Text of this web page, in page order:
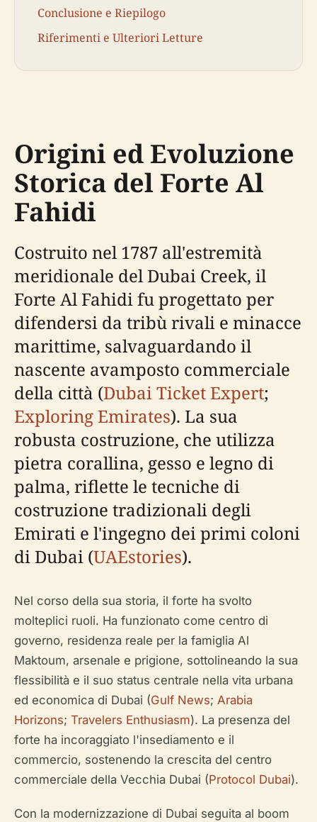
Conclusione e Riepilogo
Riferimenti e Ulteriori Letture
Origini ed Evoluzione
Storica del Forte Al
Fahidi
Costruito nel 1787 all'estremità
meridionale del Dubai Creek, il
Forte Al Fahidi fu progettato per
difendersi da tribù rivali e minacce
marittime, salvaguardando il
nascente avamposto commerciale
della città (Dubai Ticket Expert;
Exploring Emirates). La sua
robusta costruzione, che utilizza
pietra corallina, gesso e legno di
palma, riflette le tecniche di
costruzione tradizionali degli
Emirati e l'ingegno dei primi coloni
di Dubai (UAEstories).
Nel corso della sua storia, il forte ha svolto
molteplici ruoli. Ha funzionato come centro di
governo, residenza reale per la famiglia Al
Maktoum, arsenale e prigione, sottolineando la sua
flessibilità e il suo status centrale nella vita urbana
ed economica di Dubai (Gulf News; Arabia
Horizons; Travelers Enthusiasm). La presenza del
forte ha incoraggiato l'insediamento e il
commercio, sostenendo la crescita del centro
commerciale della Vecchia Dubai (Protocol Dubai).
Con la modernizzazione di Dubai seguita al boom